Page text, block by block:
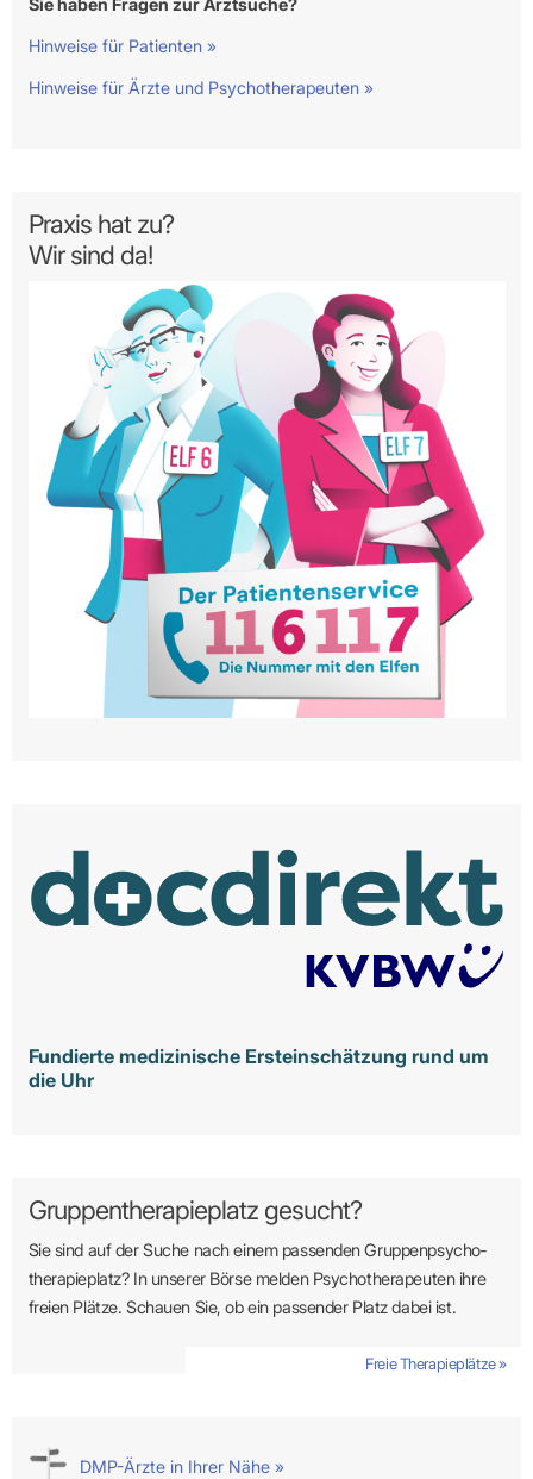
Sie haben Fragen zur Arztsuche?
Hinweise für Patienten »
Hinweise für Ärzte und Psychotherapeuten »
Praxis hat zu?
Wir sind da!
Fundierte medizinische Ersteinschätzung rund um
die Uhr
Gruppentherapieplatz gesucht?
Sie sind auf der Suche nach einem passenden Gruppen­psycho­
therapie­platz? In unserer Börse melden Psycho­­thera­­peuten ihre
freien Plätze. Schauen Sie, ob ein passender Platz dabei ist.
Freie Therapieplätze »
DMP-Ärzte in Ihrer Nähe »